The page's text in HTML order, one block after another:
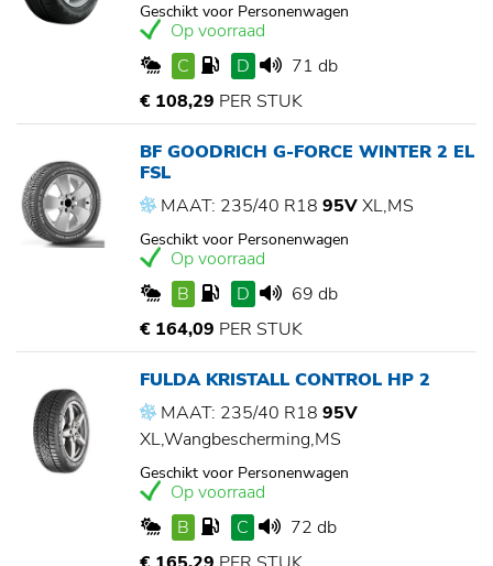
Geschikt voor Personenwagen
Op voorraad
C
D
71 db
€ 108,29 PER STUK
BF GOODRICH G-FORCE WINTER 2 EL
FSL
MAAT: 235/40 R18 95VXL,MS
Geschikt voor Personenwagen
Op voorraad
B
D
69 db
€ 164,09 PER STUK
FULDA KRISTALL CONTROL HP 2
MAAT: 235/40 R18 95V
XL,Wangbescherming,MS
Geschikt voor Personenwagen
Op voorraad
B
C
72 db